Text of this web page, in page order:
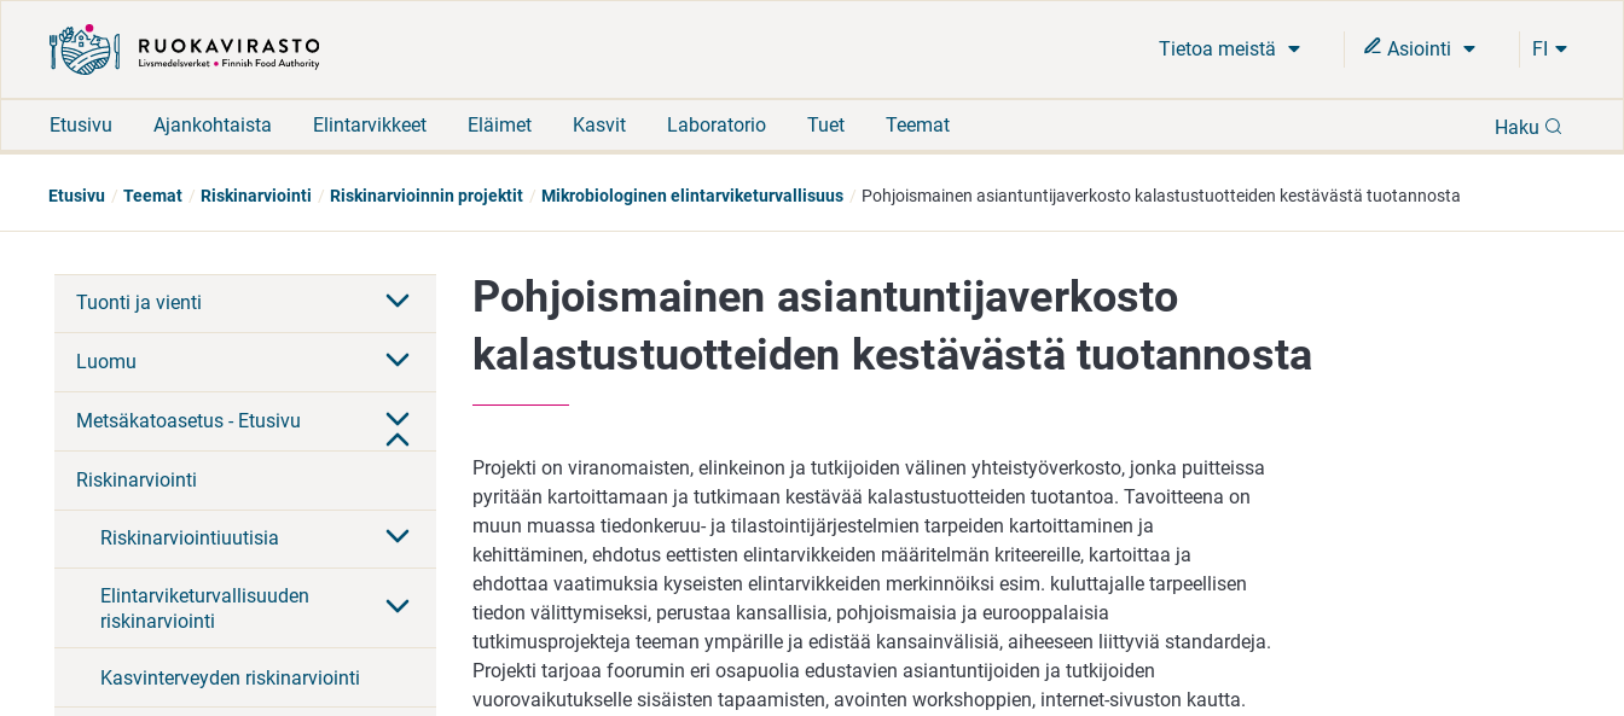
Tietoa meistä Asiointi FI
Etusivu Ajankohtaista Elintarvikkeet Eläimet Kasvit Laboratorio Tuet Teemat Haku
Etusivu Teemat Riskinarviointi Riskinarvioinnin projektit Mikrobiologinen elintarviketurvallisuus Pohjoismainen asiantuntijaverkosto kalastustuotteiden kestävästä tuotannosta
Tuonti ja vienti
Luomu
Metsäkatoasetus - Etusivu
Riskinarviointi
Riskinarviointiuutisia
Elintarviketurvallisuuden
riskinarviointi
Kasvinterveyden riskinarviointi
Pohjoismainen asiantuntijaverkosto
kalastustuotteiden kestävästä tuotannosta
Projekti on viranomaisten, elinkeinon ja tutkijoiden välinen yhteistyöverkosto, jonka puitteissa
pyritään kartoittamaan ja tutkimaan kestävää kalastustuotteiden tuotantoa. Tavoitteena on
muun muassa tiedonkeruu- ja tilastointijärjestelmien tarpeiden kartoittaminen ja
kehittäminen, ehdotus eettisten elintarvikkeiden määritelmän kriteereille, kartoittaa ja
ehdottaa vaatimuksia kyseisten elintarvikkeiden merkinnöiksi esim. kuluttajalle tarpeellisen
tiedon välittymiseksi, perustaa kansallisia, pohjoismaisia ja eurooppalaisia
tutkimusprojekteja teeman ympärille ja edistää kansainvälisiä, aiheeseen liittyviä standardeja.
Projekti tarjoaa foorumin eri osapuolia edustavien asiantuntijoiden ja tutkijoiden
vuorovaikutukselle sisäisten tapaamisten, avointen workshoppien, internet-sivuston kautta.